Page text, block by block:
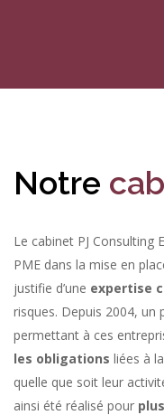
Notre
Le cabinet PJ Consulting
PME dans la mise en
justifie d’une expertise
risques. Depuis 2004,
permettant à ces
les obligations liées à
quelle que soit leur
ainsi été réalisé pour